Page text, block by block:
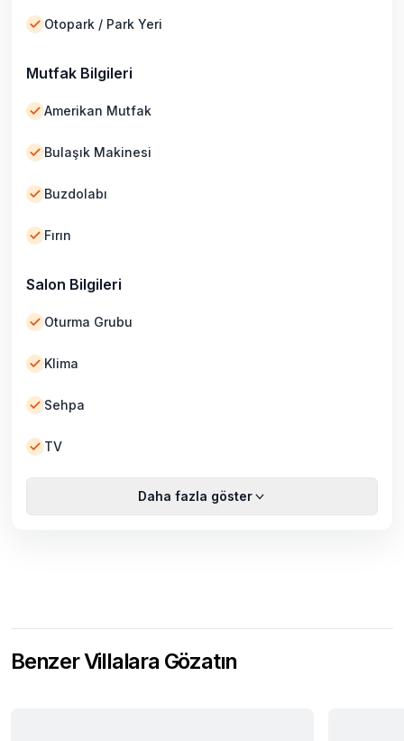
Otopark / Park Yeri
Mutfak Bilgileri
Amerikan Mutfak
Bulaşık Makinesi
Buzdolabı
Fırın
Salon Bilgileri
Oturma Grubu
Klima
Sehpa
TV
Daha fazla göster
Benzer Villalara Gözatın